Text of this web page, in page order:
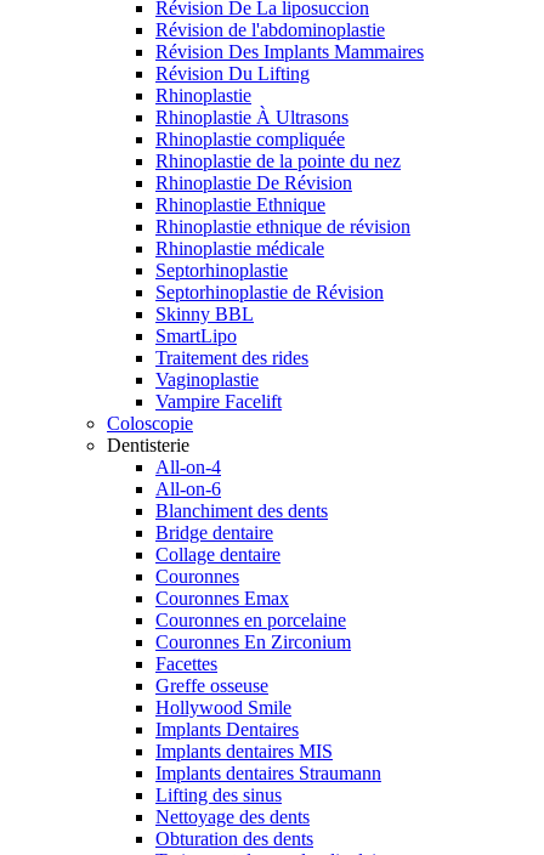
Révision De La liposuccion
Révision de l'abdominoplastie
Révision Des Implants Mammaires
Révision Du Lifting
Rhinoplastie
Rhinoplastie À Ultrasons
Rhinoplastie compliquée
Rhinoplastie de la pointe du nez
Rhinoplastie De Révision
Rhinoplastie Ethnique
Rhinoplastie ethnique de révision
Rhinoplastie médicale
Septorhinoplastie
Septorhinoplastie de Révision
Skinny BBL
SmartLipo
Traitement des rides
Vaginoplastie
Vampire Facelift
Coloscopie
Dentisterie
All-on-4
All-on-6
Blanchiment des dents
Bridge dentaire
Collage dentaire
Couronnes
Couronnes Emax
Couronnes en porcelaine
Couronnes En Zirconium
Facettes
Greffe osseuse
Hollywood Smile
Implants Dentaires
Implants dentaires MIS
Implants dentaires Straumann
Lifting des sinus
Nettoyage des dents
Obturation des dents